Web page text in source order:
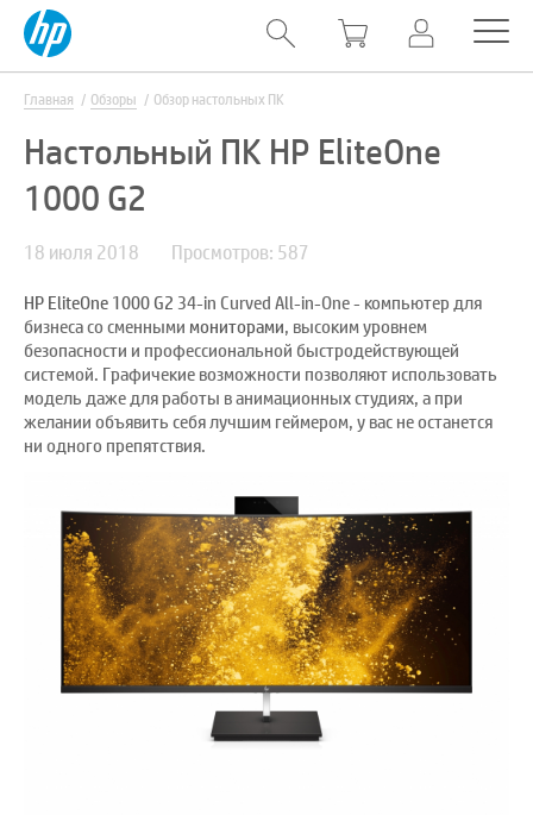
Главная Обзоры Обзор настольных ПК
Настольный ПК HP EliteOne
1000 G2
18 июля 2018 Просмотров: 587
HP EliteOne 1000 G2 34-in Curved All-in-One - компьютер для
бизнеса со сменными мониторами, высоким уровнем
безопасности и профессиональной быстродействующей
системой. Графичекие возможности позволяют использовать
модель даже для работы в анимационных студиях, а при
желании объявить себя лучшим геймером, у вас не останется
ни одного препятствия.